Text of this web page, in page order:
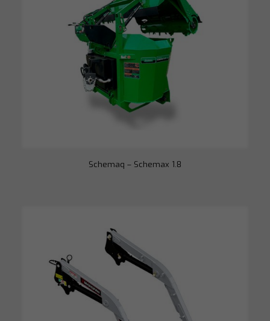
Schemaq – Schemax 1.8
Necessário
Esses cookies
não são
opcionais. São
necessários
para o
funcionamento
do site.
melhorar a
funcionalidade
nosso site
funcione o
melhor possível
durante a sua
visita. Se você
recusar esses
cookies,